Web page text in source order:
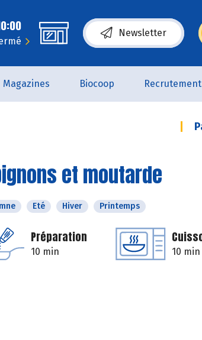
Newsletter
(s’ouvre dans une
Magazines Biocoop Recrutement
et moutarde
Eté Hiver Printemps
Préparation
10 min 10 min